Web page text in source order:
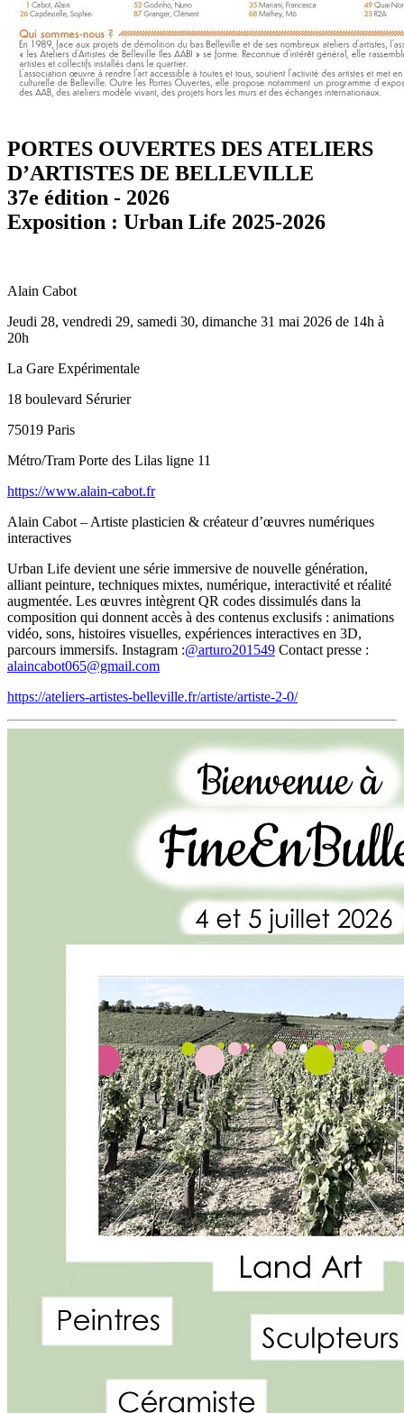
PORTES OUVERTES DES ATELIERS
D’ARTISTES DE BELLEVILLE
37e édition - 2026
Exposition : Urban Life 2025-2026
Alain Cabot
Jeudi 28, vendredi 29, samedi 30, dimanche 31 mai 2026 de 14h à
20h
La Gare Expérimentale
18 boulevard Sérurier
75019 Paris
Métro/Tram Porte des Lilas ligne 11
https://www.alain-cabot.fr
Alain Cabot – Artiste plasticien & créateur d’œuvres numériques
interactives
Urban Life devient une série immersive de nouvelle génération,
alliant peinture, techniques mixtes, numérique, interactivité et réalité
augmentée. Les œuvres intègrent QR codes dissimulés dans la
composition qui donnent accès à des contenus exclusifs : animations
vidéo, sons, histoires visuelles, expériences interactives en 3D,
parcours immersifs. Instagram :@arturo201549 Contact presse :
alaincabot065@gmail.com
https://ateliers-artistes-belleville.fr/artiste/artiste-2-0/